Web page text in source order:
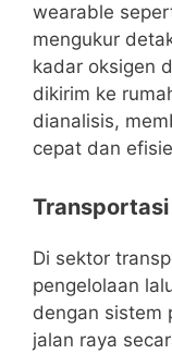
wearable
mengukur
kadar oksigen
dikirim ke
dianalisis,
cepat dan
Di sektor
pengelolaan
dengan sistem
jalan raya